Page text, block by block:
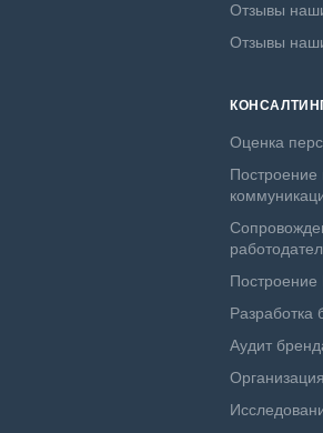
Отзывы
Отзывы
Оценка
Построение
Построение
Разработка
Аудит